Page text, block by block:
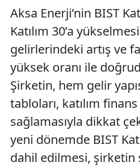
Aksa Enerji’nin BIST
Katılım 30’a
gelirlerindeki artış ve
yüksek oranı ile
Şirketin, hem gelir
tabloları, katılım
sağlamasıyla dikkat
yeni dönemde BIST
dahil edilmesi, şirketin